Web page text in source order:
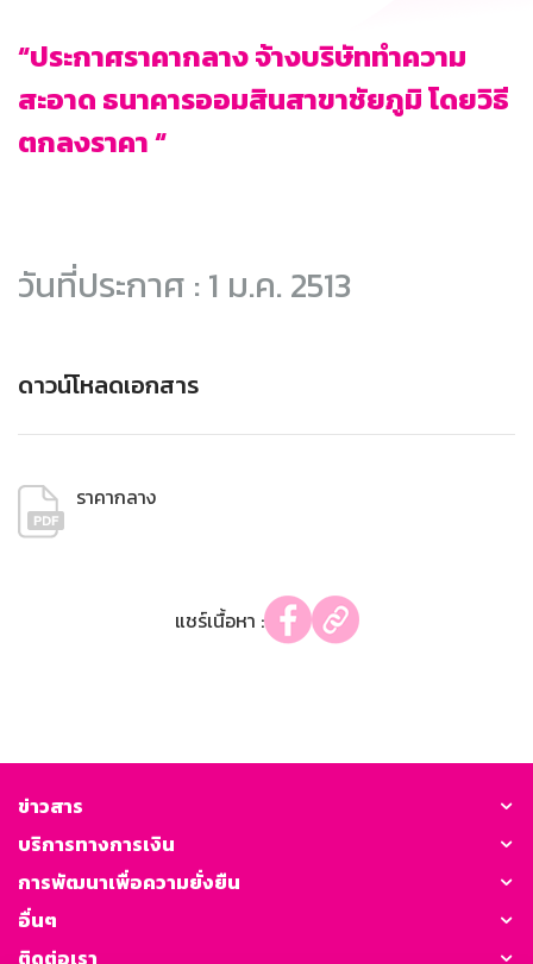
“ประกาศราคากลาง จ้างบริษัททำความ
สะอาด ธนาคารออมสินสาขาชัยภูมิ โดยวิธี
ตกลงราคา “
วันที่ประกาศ : 1 ม.ค. 2513
ดาวน์โหลดเอกสาร
ราคากลาง
แชร์เนื้อหา :
ข่าวสาร
บริการทางการเงิน
การพัฒนาเพื่อความยั่งยืน
อื่นๆ